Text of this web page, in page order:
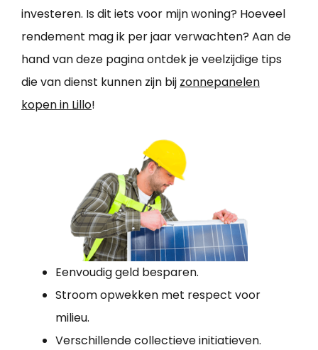
investeren. Is dit iets voor mijn woning? Hoeveel
rendement mag ik per jaar verwachten? Aan de
hand van deze pagina ontdek je veelzijdige tips
die van dienst kunnen zijn bij zonnepanelen
kopen in Lillo!
Eenvoudig geld besparen.
Stroom opwekken met respect voor
milieu.
Verschillende collectieve initiatieven.